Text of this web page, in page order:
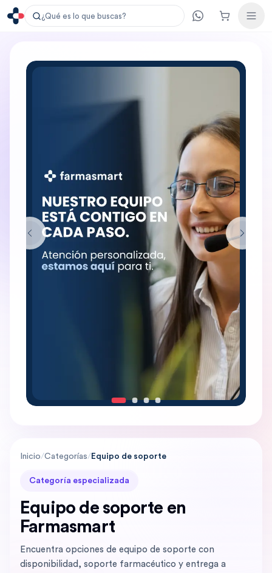
¿Qué es lo que buscas?
Inicio/Categorías/Equipo de soporte
Categoría especializada
Equipo de soporte en
Farmasmart
Encuentra opciones de equipo de soporte con
disponibilidad, soporte farmacéutico y entrega a